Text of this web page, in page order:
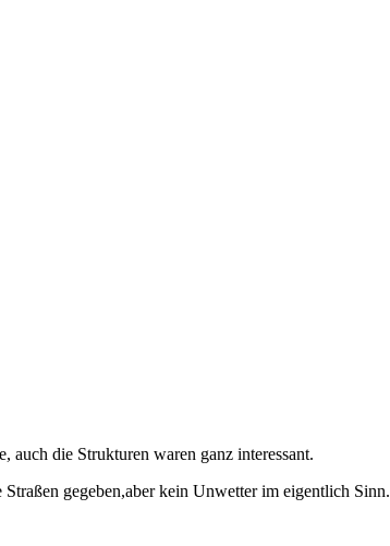
auch die Strukturen waren ganz interessant.
gegeben,aber kein Unwetter im eigentlich Sinn.